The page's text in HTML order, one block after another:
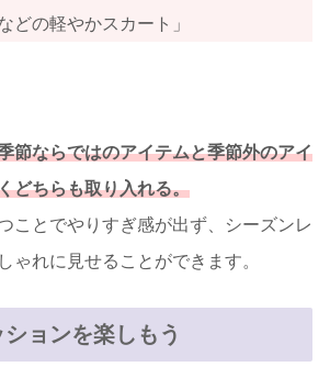
どの軽やかスカート」
節ならではのアイテムと季節外のアイ
どちらも取り入れる。
ことでやりすぎ感が出ず、シーズンレ
ゃれに見せることができます。
ョンを楽しもう